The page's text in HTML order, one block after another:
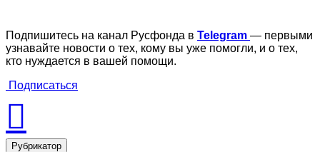
Подпишитесь на канал Русфонда в Telegram — первыми
узнавайте новости о тех, кому вы уже помогли, и о тех,
кто нуждается в вашей помощи.
Подписаться
Рубрикатор